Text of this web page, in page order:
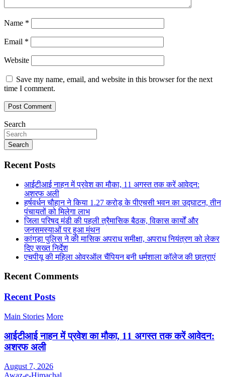
Name *
Email *
Website
Save my name, email, and website in this browser for the next
time I comment.
Search
Search
Recent Posts
आईटीआई नाहन में प्रवेश का मौका, 11 अगस्त तक करें आवेदन:
अशरफ अली
हर्षवर्धन चौहान ने किया 1.27 करोड़ के पीएचसी भवन का उद्घाटन, तीन
पंचायतों को मिलेगा लाभ
जिला परिषद मंडी की पहली त्रैमासिक बैठक, विकास कार्यों और
जनसमस्याओं पर हुआ मंथन
कांगड़ा पुलिस ने की मासिक अपराध समीक्षा, अपराध नियंत्रण को लेकर
दिए सख्त निर्देश
एचपीयू की महिला ओवरऑल चैंपियन बनी धर्मशाला कॉलेज की छात्राएं
Recent Comments
Recent Posts
Main Stories More
आईटीआई नाहन में प्रवेश का मौका, 11 अगस्त तक करें आवेदन:
अशरफ अली
August 7, 2026